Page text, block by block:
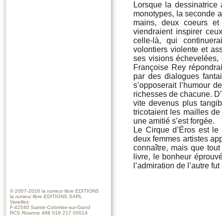
Lorsque la
monotypes, la seconde
mains, deux coeurs
viendraient inspirer
celle-là, qui
volontiers violente et
ses visions échevelées,
Françoise Rey
par des dialogues
s’opposerait l’humour
richesses de chacune.
vite devenus plus
tricotaient les mailles
une amitié s’est forgée.
Le Cirque d’Éros est
deux femmes artistes
connaître, mais que
livre, le bonheur
l’admiration de l’autre
© 2007-2026 la rumeur libre EDITIONS
la rumeur libre EDITIONS SARL
Vareilles
F-42540 Sainte-Colombe-sur-Gand
RCS Roanne 498 018 217 00014